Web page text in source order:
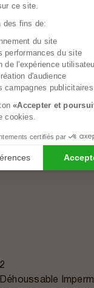
ce site.
des fins de:
du site
du site
l'expérience
d'audience
publicitaires
«Accepter et
cookies.
certifiés par
Axeptio consent